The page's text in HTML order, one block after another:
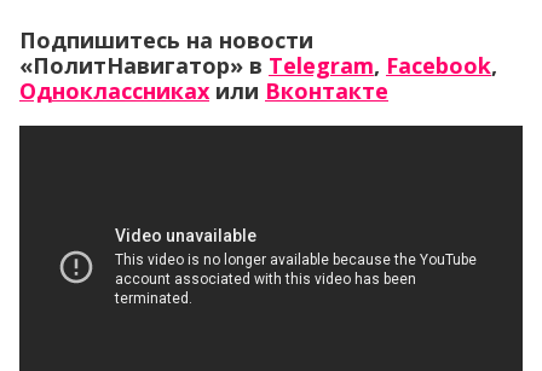
Подпишитесь на новости
«ПолитНавигатор» в Telegram, Facebook,
Одноклассниках или Вконтакте